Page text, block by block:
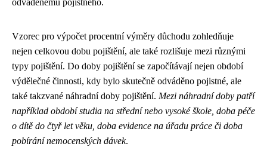
odváděnému pojistného.
Vzorec pro výpočet procentní výměry důchodu zohledňuje
nejen celkovou dobu pojištění, ale také rozlišuje mezi různými
typy pojištění. Do doby pojištění se započítávají nejen období
výdělečné činnosti, kdy bylo skutečně odváděno pojistné, ale
také takzvané náhradní doby pojištění. Mezi náhradní doby patří
například období studia na střední nebo vysoké škole, doba péče
o dítě do čtyř let věku, doba evidence na úřadu práce či doba
pobírání nemocenských dávek.